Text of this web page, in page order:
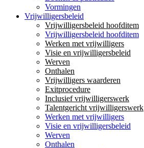
Vormingen
Vrijwilligersbeleid
Vrijwilligersbeleid hoofditem
Vrijwilligersbeleid hoofditem
Werken met vrijwilligers
Visie en vrijwilligersbeleid
Werven
Onthalen
Vrijwilligers waarderen
Exitprocedure
Inclusief vrijwilligerswerk
Talentgericht vrijwilligerswerk
Werken met vrijwilligers
Visie en vrijwilligersbeleid
Werven
Onthalen